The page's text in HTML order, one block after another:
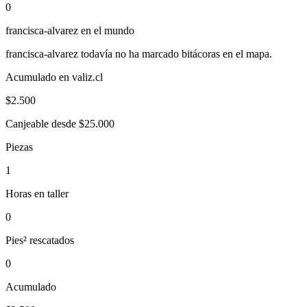
0
francisca-alvarez en el mundo
francisca-alvarez todavía no ha marcado bitácoras en el mapa.
Acumulado en valiz.cl
$2.500
Canjeable desde $25.000
Piezas
1
Horas en taller
0
Pies² rescatados
0
Acumulado